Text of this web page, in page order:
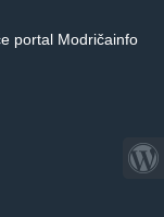
portal Modričainfo